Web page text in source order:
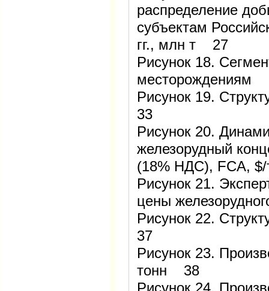
распределение
субъектам
гг., млн т 27
Рисунок 18.
месторождениям
Рисунок 19.
33
Рисунок 20.
железорудный
(18% НДС), FCA,
Рисунок 21.
цены
Рисунок 22.
37
Рисунок 23.
тонн 38
Рисунок 24.